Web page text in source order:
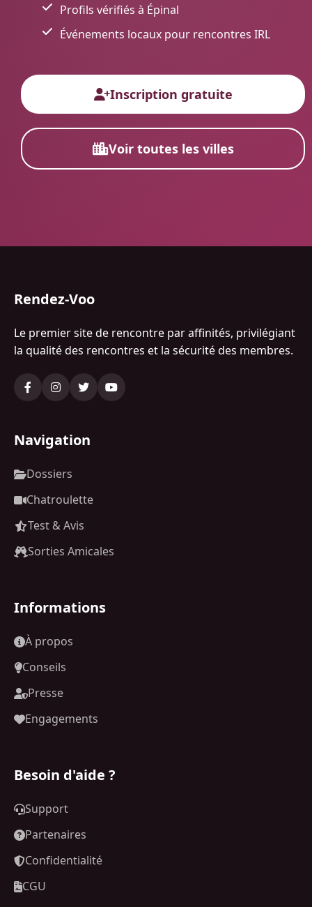
Profils vérifiés à Épinal
Événements locaux pour rencontres IRL
Inscription gratuite
Voir toutes les villes
Rendez-Voo
Le premier site de rencontre par affinités, privilégiant
la qualité des rencontres et la sécurité des membres.
Navigation
Dossiers
Chatroulette
Test & Avis
Sorties Amicales
Informations
À propos
Conseils
Presse
Engagements
Besoin d'aide ?
Support
Partenaires
Confidentialité
CGU